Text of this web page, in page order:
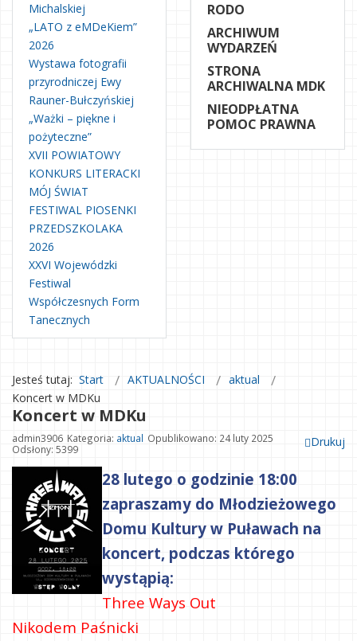
Michalskiej
„LATO z eMDeKiem”
2026
Wystawa fotografii
przyrodniczej Ewy
Rauner-Bułczyńskiej
„Ważki – piękne i
pożyteczne”
XVII POWIATOWY
KONKURS LITERACKI
MÓJ ŚWIAT
FESTIWAL PIOSENKI
PRZEDSZKOLAKA
2026
XXVI Wojewódzki
Festiwal
Współczesnych Form
Tanecznych
RODO
ARCHIWUM
WYDARZEŃ
STRONA
ARCHIWALNA MDK
NIEODPŁATNA
POMOC PRAWNA
Jesteś tutaj: Start AKTUALNOŚCI
aktual
Koncert w MDKu
Koncert w MDKu
Drukuj
admin3906 Kategoria: aktual Opublikowano: 24 luty 2025
Odsłony: 5399
28 lutego o godzinie 18:00
zapraszamy do Młodzieżowego
Domu Kultury w Puławach na
koncert, podczas którego
wystąpią:
Three Ways Out
Nikodem Paśnicki